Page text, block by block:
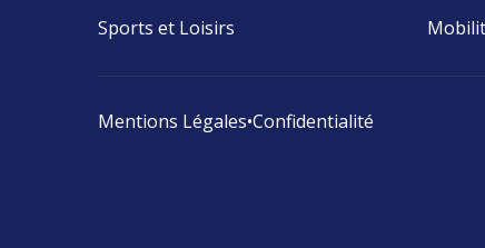
Sports et Loisirs
Mentions Légales•Confidentialité